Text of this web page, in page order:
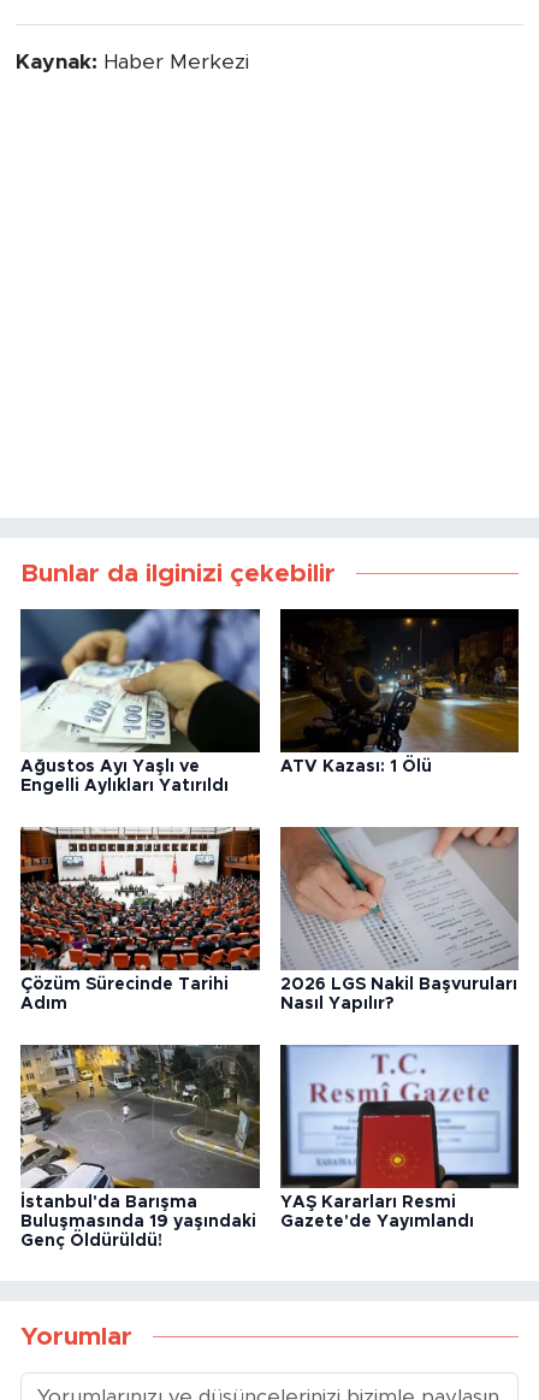
Kaynak: Haber Merkezi
Bunlar da ilginizi çekebilir
Ağustos Ayı Yaşlı ve
Engelli Aylıkları Yatırıldı
ATV Kazası: 1 Ölü
Çözüm Sürecinde Tarihi
Adım
2026 LGS Nakil Başvuruları
Nasıl Yapılır?
İstanbul'da Barışma
Buluşmasında 19 yaşındaki
Genç Öldürüldü!
YAŞ Kararları Resmi
Gazete'de Yayımlandı
Yorumlar